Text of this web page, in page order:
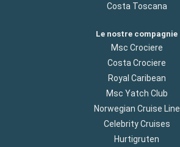
Costa Toscana
Le nostre compagnie
Msc Crociere
Costa Crociere
Royal Caribean
Msc Yatch Club
Norwegian Cruise Line
Celebrity Cruises
Hurtigruten